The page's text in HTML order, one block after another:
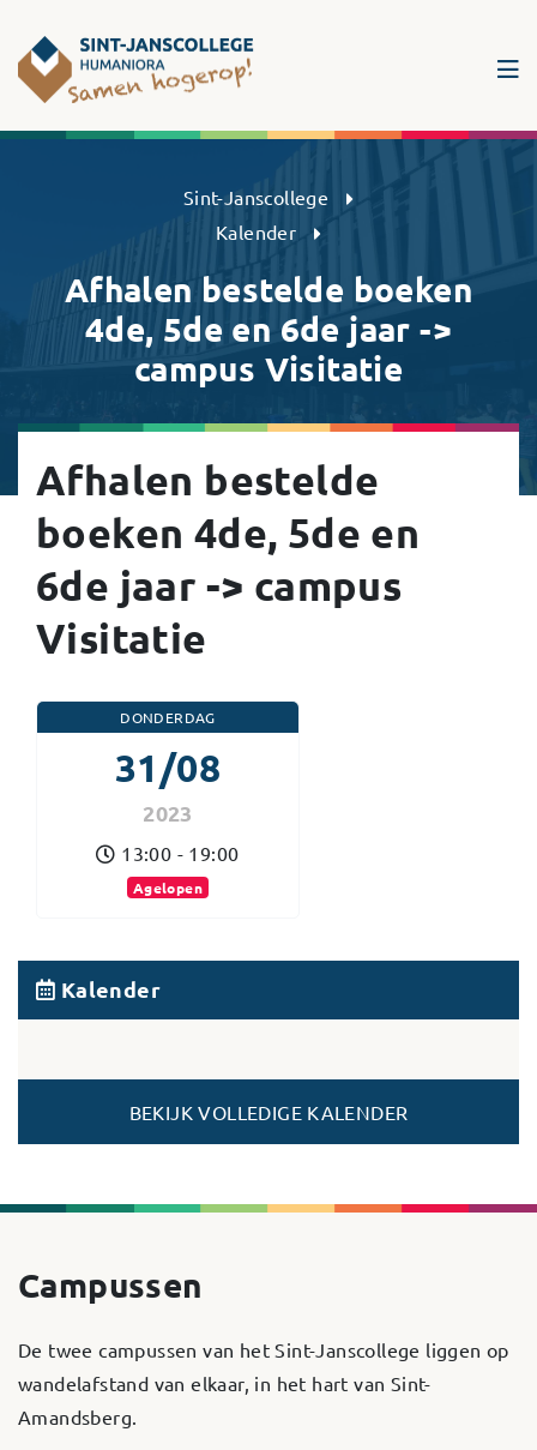
Sint-Janscollege Humaniora
Sint-Janscollege
Kalender
Afhalen bestelde boeken
4de, 5de en 6de jaar ->
campus Visitatie
Afhalen bestelde
boeken 4de, 5de en
6de jaar -> campus
Visitatie
DONDERDAG
31/08
2023
13:00 - 19:00
Agelopen
Kalender
BEKIJK VOLLEDIGE KALENDER
Campussen
De twee campussen van het Sint-Janscollege liggen op
wandelafstand van elkaar, in het hart van Sint-
Amandsberg.